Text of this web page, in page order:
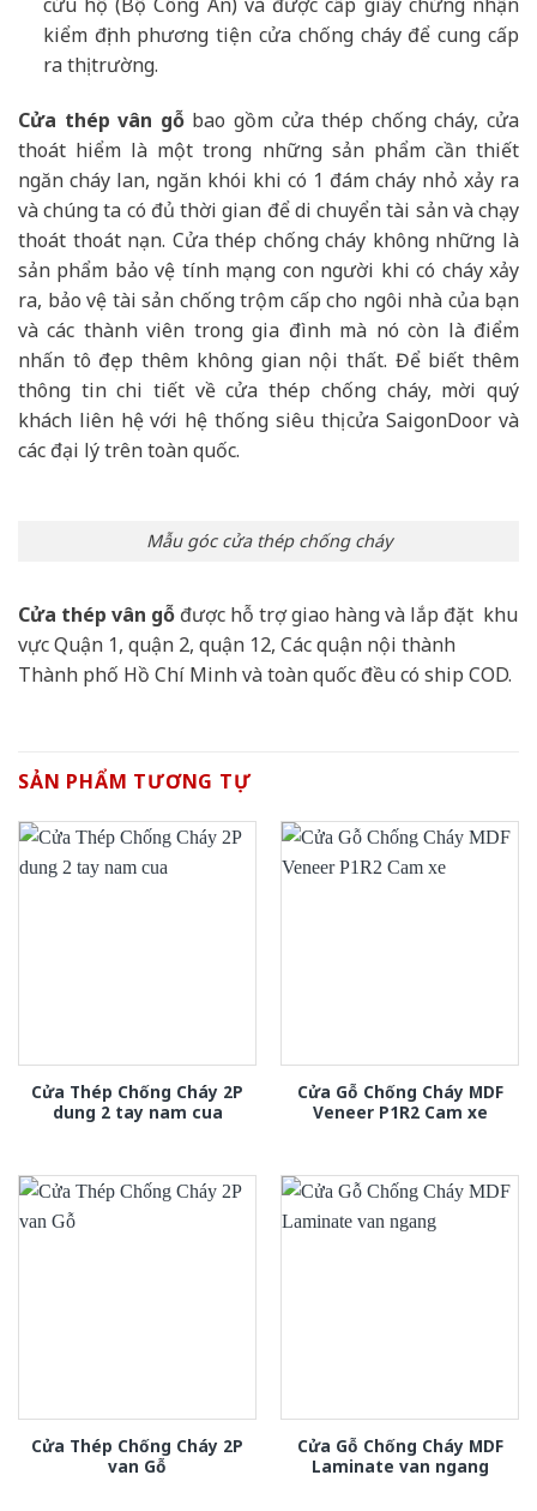
kiểm định phương tiện cửa chống cháy để cung cấp
ra thị trường.
Cửa thép vân gỗbao gồm cửa thép chống cháy, cửa
thoát hiểm là một trong những sản phẩm cần thiết
ngăn cháy lan, ngăn khói khi có 1 đám cháy nhỏ xảy ra
và chúng ta có đủ thời gian để di chuyển tài sản và chạy
thoát thoát nạn. Cửa thép chống cháy không những là
sản phẩm bảo vệ tính mạng con người khi có cháy xảy
ra, bảo vệ tài sản chống trộm cấp cho ngôi nhà của bạn
và các thành viên trong gia đình mà nó còn là điểm
nhấn tô đẹp thêm không gian nội thất. Để biết thêm
thông tin chi tiết về cửa thép chống cháy, mời quý
khách liên hệ với hệ thống siêu thị cửa SaigonDoor và
các đại lý trên toàn quốc.
Mẫu góc cửa thép chống cháy
Cửa thép vân gỗ được hỗ trợ giao hàng và lắp đặt khu
vực Quận 1, quận 2, quận 12, Các quận nội thành
Thành phố Hồ Chí Minh và toàn quốc đều có ship COD.
SẢN PHẨM TƯƠNG TỰ
Cửa Thép Chống Cháy 2P
dung 2 tay nam cua
Cửa Gỗ Chống Cháy MDF
Veneer P1R2 Cam xe
Cửa Thép Chống Cháy 2P
van Gỗ
Cửa Gỗ Chống Cháy MDF
Laminate van ngang